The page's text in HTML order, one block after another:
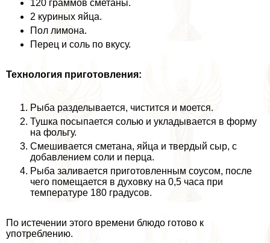
120 граммов сметаны.
2 куриных яйца.
Пол лимона.
Перец и соль по вкусу.
Технология приготовления:
Рыба разделывается, чистится и моется.
Тушка посыпается солью и укладывается в форму
на фольгу.
Смешивается сметана, яйца и твердый сыр, с
добавлением соли и перца.
Рыба заливается приготовленным соусом, после
чего помещается в духовку на 0,5 часа при
температуре 180 градусов.
По истечении этого времени блюдо готово к
употрeблению.